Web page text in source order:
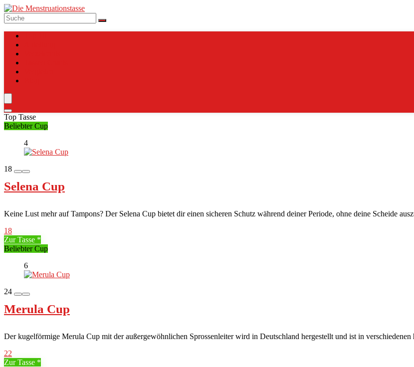
Top Tasse
Beliebter Cup
4
18
Selena Cup
Keine Lust mehr auf Tampons? Der Selena Cup bietet dir einen sicheren Schutz während deiner Periode, ohne deine Scheide
18
Zur Tasse
Beliebter Cup
6
24
Merula Cup
Der kugelförmige Merula Cup mit der außergewöhnlichen Sprossenleiter wird in Deutschland hergestellt und ist in verschiedenen
22
Zur Tasse